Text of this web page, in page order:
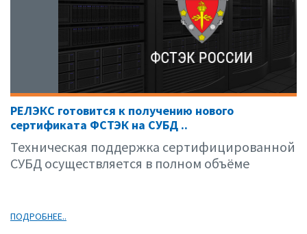
РЕЛЭКС готовится к получению нового
сертификата ФСТЭК на СУБД ..
Техническая поддержка сертифицированной
СУБД осуществляется в полном объёме
ПОДРОБНЕЕ..